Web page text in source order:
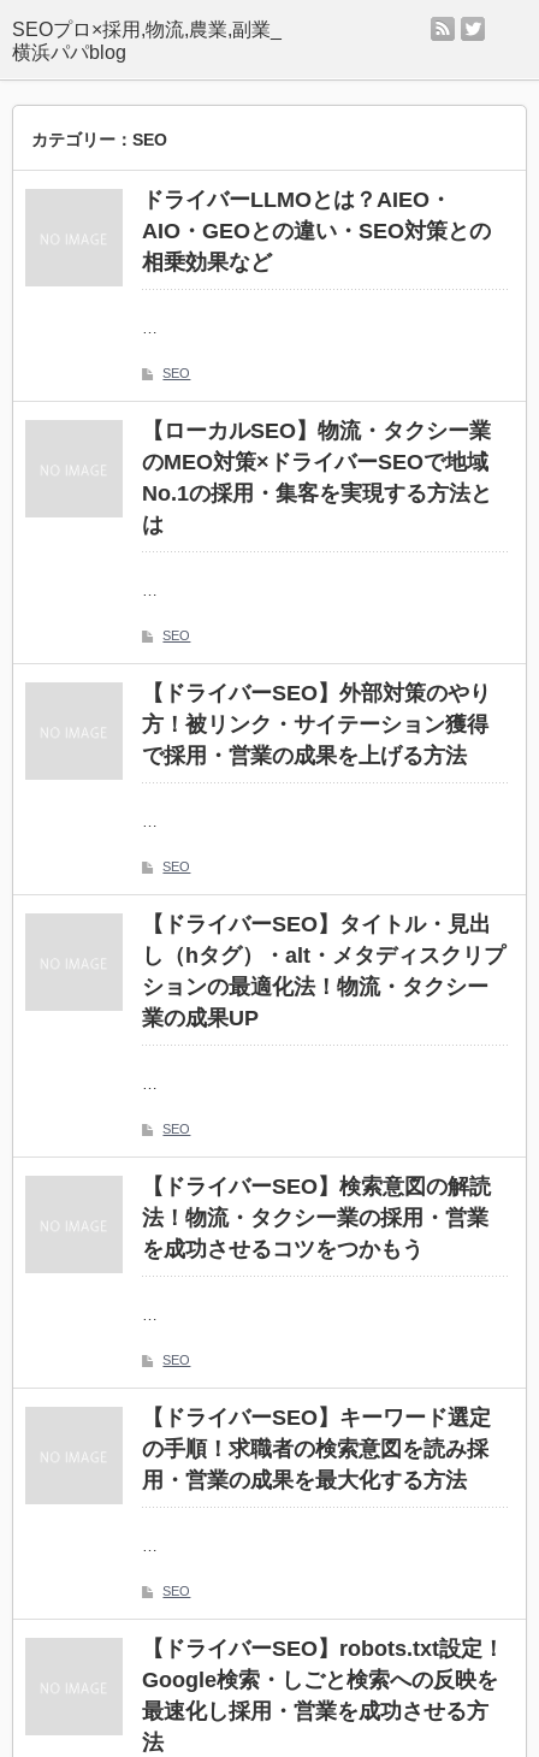
SEOプロ×採用,物流,農業,副業_
横浜パパblog
rss
カテゴリー：SEO
ドライバーLLMOとは？AIEO・
AIO・GEOとの違い・SEO対策との
相乗効果など
…
SEO
【ローカルSEO】物流・タクシー業
のMEO対策×ドライバーSEOで地域
No.1の採用・集客を実現する方法と
は
…
SEO
【ドライバーSEO】外部対策のやり
方！被リンク・サイテーション獲得
で採用・営業の成果を上げる方法
…
SEO
【ドライバーSEO】タイトル・見出
し（hタグ）・alt・メタディスクリプ
ションの最適化法！物流・タクシー
業の成果UP
…
SEO
【ドライバーSEO】検索意図の解読
法！物流・タクシー業の採用・営業
を成功させるコツをつかもう
…
SEO
【ドライバーSEO】キーワード選定
の手順！求職者の検索意図を読み採
用・営業の成果を最大化する方法
…
SEO
【ドライバーSEO】robots.txt設定！
Google検索・しごと検索への反映を
最速化し採用・営業を成功させる方
法